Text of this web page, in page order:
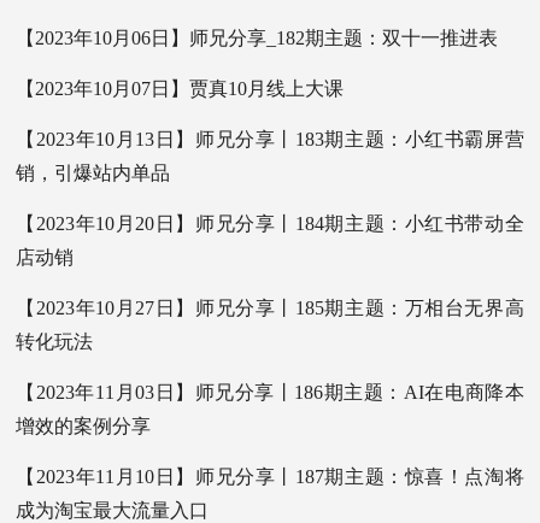
【2023年10月06日】师兄分享_182期主题：双十一推进表
【2023年10月07日】贾真10月线上大课
【2023年10月13日】师兄分享丨183期主题：小红书霸屏营
销，引爆站内单品
【2023年10月20日】师兄分享丨184期主题：小红书带动全
店动销
【2023年10月27日】师兄分享丨185期主题：万相台无界高
转化玩法
【2023年11月03日】师兄分享丨186期主题：AI在电商降本
增效的案例分享
【2023年11月10日】师兄分享丨187期主题：惊喜！点淘将
成为淘宝最大流量入口